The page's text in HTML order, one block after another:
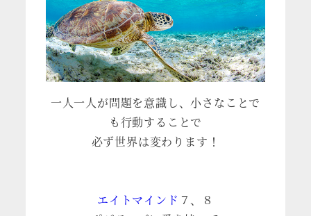
一人一人が問題を意識し、小さなことで
も行動することで
必ず世界は変わります！
エイトマインド ７、８